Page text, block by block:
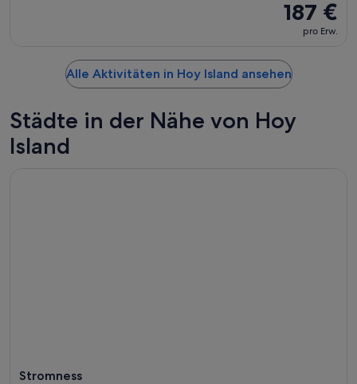
187 €
pro Erw.
Alle Aktivitäten in Hoy Island ansehen
Städte in der Nähe von Hoy
Island
Stromness